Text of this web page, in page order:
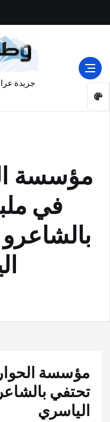
جريدة
مؤسسة
في
مؤسسة
تحتفي
الياسري